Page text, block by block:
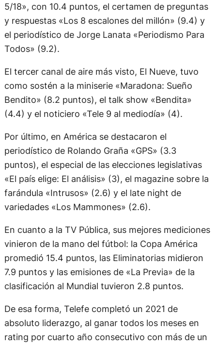
5/18», con 10.4 puntos, el certamen de preguntas
y respuestas «Los 8 escalones del millón» (9.4) y
el periodístico de Jorge Lanata «Periodismo Para
Todos» (9.2).
El tercer canal de aire más visto, El Nueve, tuvo
como sostén a la miniserie «Maradona: Sueño
Bendito» (8.2 puntos), el talk show «Bendita»
(4.4) y el noticiero «Tele 9 al mediodía» (4).
Por último, en América se destacaron el
periodístico de Rolando Graña «GPS» (3.3
puntos), el especial de las elecciones legislativas
«El país elige: El análisis» (3), el magazine sobre la
farándula «Intrusos» (2.6) y el late night de
variedades «Los Mammones» (2.6).
En cuanto a la TV Pública, sus mejores mediciones
vinieron de la mano del fútbol: la Copa América
promedió 15.4 puntos, las Eliminatorias midieron
7.9 puntos y las emisiones de «La Previa» de la
clasificación al Mundial tuvieron 2.8 puntos.
De esa forma, Telefe completó un 2021 de
absoluto liderazgo, al ganar todos los meses en
rating por cuarto año consecutivo con más de un